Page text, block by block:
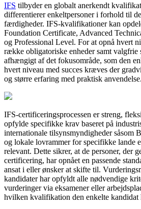
IFS tilbyder en globalt anerkendt
differentierer enkeltpersoner i forhold til
færdigheder. IFS-kvalifikationer kan
Foundation Certificate, Advanced
og Professional Level. For at opnå hvert
række obligatoriske enheder samt valgfrie
afhængigt af det fokusområde, som den
hvert niveau med succes kræves der
og større erfaring med praktisk anvendelse.
IFS-certificeringsprocessen er streng,
opfylde specifikke krav baseret på
internationale tilsynsmyndigheder såsom
og lokale lovrammer for specifikke lande
relevant. Dette sikrer, at de personer, der
certificering, har opnået en passende
ansat i eller ønsker at skifte til.
kandidater har opfyldt alle nødvendige
vurderinger via eksamener eller
hvilken kvalifikation den enkelte kandidat